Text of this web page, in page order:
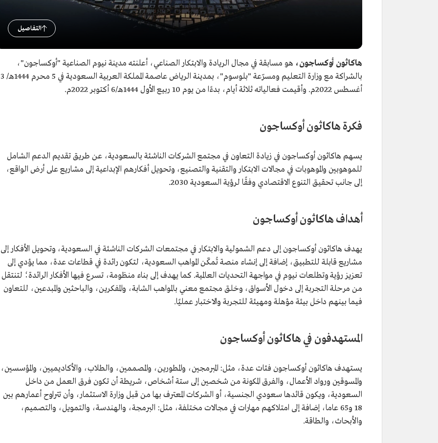
التفاصيل
هاكاثون أوكساجون، هو مسابقة في مجال الريادة والابتكار الصناعي، أعلنته مدينة نيوم الصناعية "أوكساجون"،
بالشراكة مع وزارة التعليم ومسرّعة "بلوسوم"، بمدينة الرياض عاصمة المملكة العربية السعودية في 5 محرم 1444هـ/ 3
أغسطس 2022م. وأقيمت فعالياته ثلاثة أيام، بدءًا من يوم 10 ربيع الأول 1444هـ/6 أكتوبر 2022م.
فكرة هاكاثون أوكساجون
يسهم هاكاثون أوكساجون في زيادة التعاون في مجتمع الشركات الناشئة بالسعودية، عن طريق تقديم الدعم الشامل
للموهوبين والموهوبات في مجالات الابتكار والتقنية والتصنيع، وتحويل أفكارهم الإبداعية إلى مشاريع على أرض الواقع،
إلى جانب تحقيق التنوع الاقتصادي وفقًا لرؤية السعودية 2030.
أهداف هاكاثون أوكساجون
يهدف هاكاثون أوكساجون إلى دعم الشمولية والابتكار في مجتمعات الشركات الناشئة في السعودية، وتحويل الأفكار إلى
مشاريع قابلة للتطبيق، إضافة إلى إنشاء منصة تُمكّن المواهب السعودية، لتكون رائدة في قطاعات عدة، مما يؤدي إلى
تعزيز رؤية وتطلعات نيوم في مواجهة التحديات العالمية. كما يهدف إلى بناء منظومة، تسرع فيها الأفكار الرائدة؛ لتنتقل
من مرحلة التجربة إلى دخول الأسواق، وخلق مجتمع معني بالمواهب الشابة، والمفكرين، والباحثين والمبدعين، للتعاون
فيما بينهم داخل بيئة مؤهلة ومهيئة للتجربة والاختبار عمليًا.
المستهدفون في هاكاثون أوكساجون
يستهدف هاكاثون أوكساجون فئات عدة، مثل: المبرمجين، والمطورين، والمصممين، والطلاب، والأكاديميين، والمؤسسين،
والمسوقين ورواد الأعمال، والفرق المكونة من شخصين إلى ستة أشخاص، شريطة أن تكون فرق العمل من داخل
السعودية، ويكون قائدها سعودي الجنسية، أو الشركات المعترف بها من قبل وزارة الاستثمار، وأن تتراوح أعمارهم بين
18 و65 عاما، إضافة إلى امتلاكهم مهارات في مجالات مختلفة، مثل: البرمجة، والهندسة، والتمويل، والتصميم،
والأبحاث، والطاقة.